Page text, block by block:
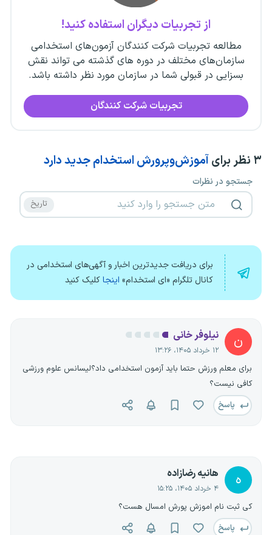
از تجربیات دیگران استفاده کنید!
مطالعه تجربیات شرکت کنندگان آزمون‌های استخدامی
سازمان‌های مختلف در دوره های گذشته می تواند نقش
بسزایی در قبولی شما در سازمان مورد نظر داشته باشد.
تجربیات شرکت کنندگان
۳ نظر برایآموزش‌وپرورش استخدام جدید دارد
جستجو در نظرات
برای دریافت جدیدترین اخبار و آگهی‌های استخدامی در
کانال تلگرام «ای استخدام» اینجاکلیک کنید
ن نیلوفر خانی
۱۲ خرداد ۱۴۰۵، ۱۳:۲۶
برای معلم ورزش حتما باید آزمون استخدامی داد؟لیسانس علوم ورزشی
کافی نیست؟
پاسخ
ه هانیه رضازاده
۴ خرداد ۱۴۰۵، ۱۵:۲۵
کی ثبت نام اموزش پورش امسال هست؟
پاسخ